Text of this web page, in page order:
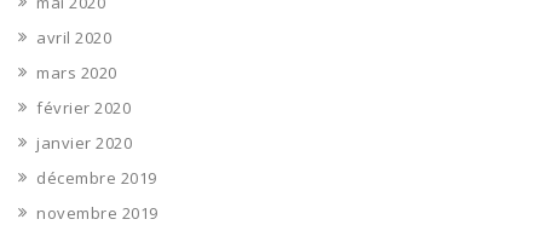
avril 2020
mars 2020
février 2020
janvier 2020
décembre 2019
novembre 2019